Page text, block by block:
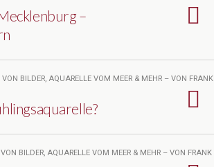
–
VON BILDER, AQUARELLE VOM MEER & MEHR – VON FRANK
BILDER, AQUARELLE VOM MEER & MEHR – VON FRANK